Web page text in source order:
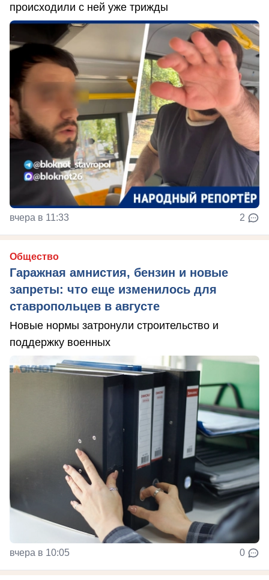
происходили с ней уже трижды
вчера в 11:33 2
Общество
Гаражная амнистия, бензин и новые
запреты: что еще изменилось для
ставропольцев в августе
Новые нормы затронули строительство и
поддержку военных
вчера в 10:05 0